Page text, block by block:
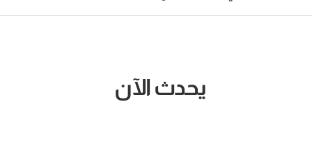
يحدث الآن